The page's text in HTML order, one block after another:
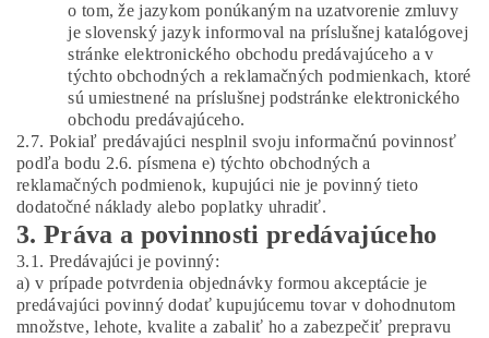
o tom, že jazykom ponúkaným na uzatvorenie zmluvy
je slovenský jazyk informoval na príslušnej katalógovej
stránke elektronického obchodu predávajúceho a v
týchto obchodných a reklamačných podmienkach, ktoré
sú umiestnené na príslušnej podstránke elektronického
obchodu predávajúceho.
2.7. Pokiaľ predávajúci nesplnil svoju informačnú povinnosť
podľa bodu 2.6. písmena e) týchto obchodných a
reklamačných podmienok, kupujúci nie je povinný tieto
dodatočné náklady alebo poplatky uhradiť.
3. Práva a povinnosti predávajúceho
3.1. Predávajúci je povinný:
a) v prípade potvrdenia objednávky formou akceptácie je
predávajúci povinný dodať kupujúcemu tovar v dohodnutom
množstve, lehote, kvalite a zabaliť ho a zabezpečiť prepravu